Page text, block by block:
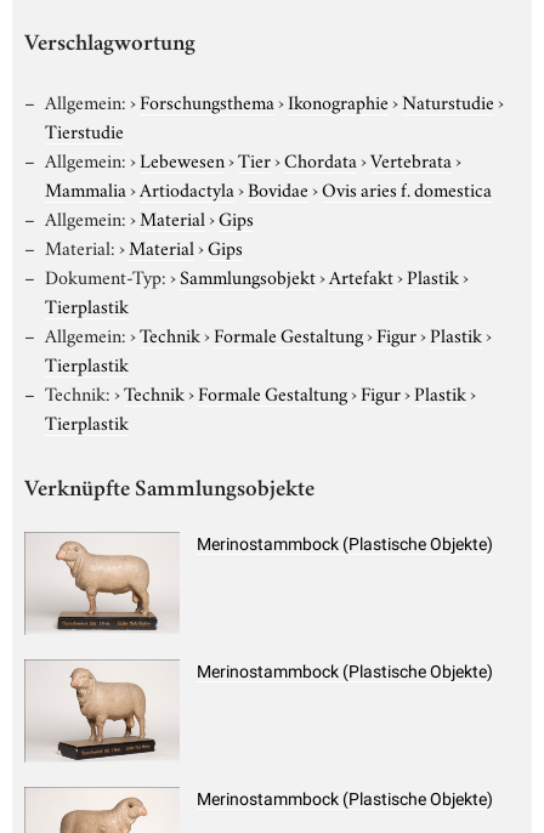
Verschlagwortung
Allgemein:›Forschungsthema›Ikonographie›Naturstudie›
Tierstudie
Allgemein:›Lebewesen›Tier›Chordata›Vertebrata›
Mammalia›Artiodactyla›Bovidae›Ovis aries f. domestica
Allgemein:›Material›Gips
Material:›Material›Gips
Dokument-Typ:›Sammlungsobjekt›Artefakt›Plastik›
Tierplastik
Allgemein:›Technik›Formale Gestaltung›Figur›Plastik›
Tierplastik
Technik:›Technik›Formale Gestaltung›Figur›Plastik›
Tierplastik
Verknüpfte Sammlungsobjekte
Merinostammbock (Plastische Objekte)
Merinostammbock (Plastische Objekte)
Merinostammbock (Plastische Objekte)